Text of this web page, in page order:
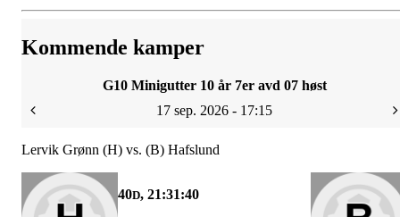
Kommende kamper
G10 Minigutter 10 år 7er avd 07 høst
17 sep. 2026 - 17:15
Lervik Grønn (H) vs. (B) Hafslund
40D, 21:31:40